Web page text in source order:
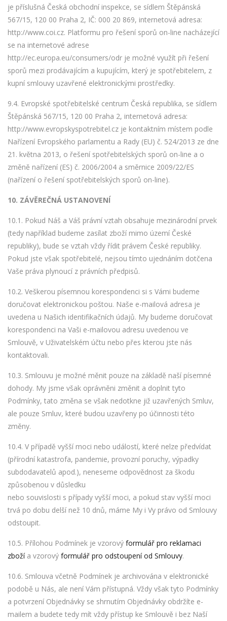
je příslušná Česká obchodní inspekce, se sídlem Štěpánská
567/15, 120 00 Praha 2, IČ: 000 20 869, internetová adresa:
http://www.coi.cz. Platformu pro řešení sporů on-line nacházející
se na internetové adrese
http://ec.europa.eu/consumers/odr je možné využít při řešení
sporů mezi prodávajícím a kupujícím, který je spotřebitelem, z
kupní smlouvy uzavřené elektronickými prostředky.
9.4. Evropské spotřebitelské centrum Česká republika, se sídlem
Štěpánská 567/15, 120 00 Praha 2, internetová adresa:
http://www.evropskyspotrebitel.cz je kontaktním místem podle
Nařízení Evropského parlamentu a Rady (EU) č. 524/2013 ze dne
21. května 2013, o řešení spotřebitelských sporů on-line a o
změně nařízení (ES) č. 2006/2004 a směrnice 2009/22/ES
(nařízení o řešení spotřebitelských sporů on-line).
10. ZÁVĚREČNÁ USTANOVENÍ
10.1. Pokud Náš a Váš právní vztah obsahuje mezinárodní prvek
(tedy například budeme zasílat zboží mimo území České
republiky), bude se vztah vždy řídit právem České republiky.
Pokud jste však spotřebitelé, nejsou tímto ujednáním dotčena
Vaše práva plynoucí z právních předpisů.
10.2. Veškerou písemnou korespondenci si s Vámi budeme
doručovat elektronickou poštou. Naše e-mailová adresa je
uvedena u Našich identifikačních údajů. My budeme doručovat
korespondenci na Vaši e-mailovou adresu uvedenou ve
Smlouvě, v Uživatelském účtu nebo přes kterou jste nás
kontaktovali.
10.3. Smlouvu je možné měnit pouze na základě naší písemné
dohody. My jsme však oprávněni změnit a doplnit tyto
Podmínky, tato změna se však nedotkne již uzavřených Smluv,
ale pouze Smluv, které budou uzavřeny po účinnosti této
změny.
10.4. V případě vyšší moci nebo událostí, které nelze předvídat
(přírodní katastrofa, pandemie, provozní poruchy, výpadky
subdodavatelů apod.), neneseme odpovědnost za škodu
způsobenou v důsledku
nebo souvislosti s případy vyšší moci, a pokud stav vyšší moci
trvá po dobu delší než 10 dnů, máme My i Vy právo od Smlouvy
odstoupit.
10.5. Přílohou Podmínek je vzorový formulář pro reklamaci
zbožía vzorový formulář pro odstoupení od Smlouvy.
10.6. Smlouva včetně Podmínek je archivována v elektronické
podobě u Nás, ale není Vám přístupná. Vždy však tyto Podmínky
a potvrzení Objednávky se shrnutím Objednávky obdržíte e-
mailem a budete tedy mít vždy přístup ke Smlouvě i bez Naší